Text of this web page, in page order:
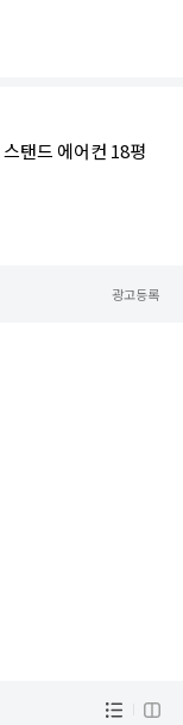
광고등록